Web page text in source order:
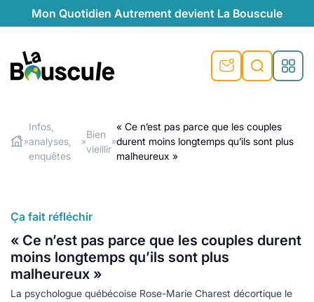
Mon Quotidien Autrement devient La Bouscule
et durable
au naturel
végétariennes
locales
plus de recyclage
naturel
de recyclage
témoignages
saison
responsables
Rechercher
»
Infos,
analyses,
enquêtes
»
Bien
vieillir
»
« Ce n’est pas parce que les couples
durent moins longtemps qu’ils sont plus
malheureux »
Ça fait réfléchir
« Ce n’est pas parce que les couples durent
moins longtemps qu’ils sont plus
malheureux »
La psychologue québécoise Rose-Marie Charest décortique le